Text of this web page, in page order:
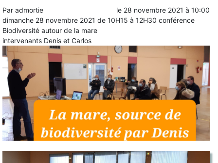
Par admortie le 28 novembre 2021 à 10:00
dimanche 28 novembre 2021 de 10H15 à 12H30 conférence
Biodiversité autour de la mare
intervenants Denis et Carlos